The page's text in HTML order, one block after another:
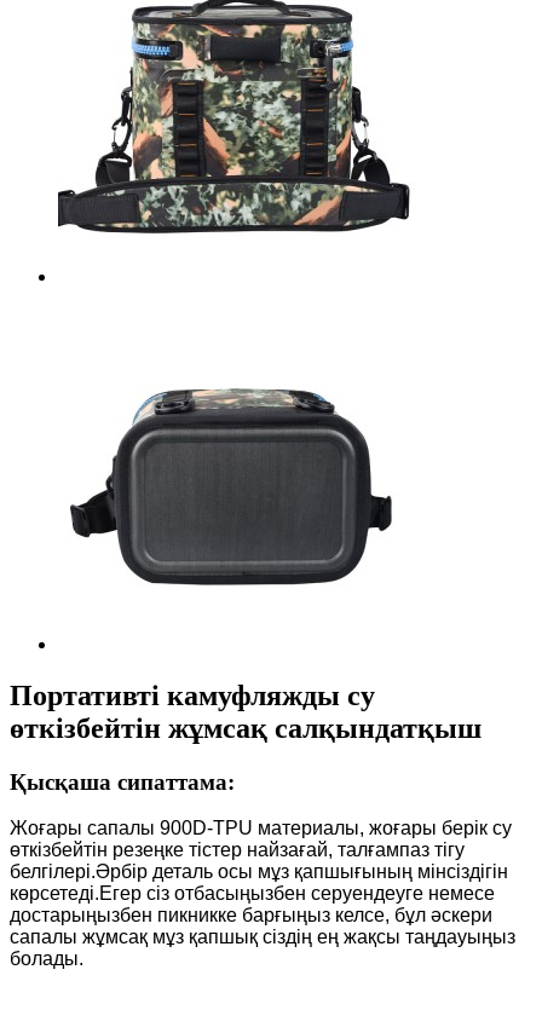
Портативті камуфляжды су
өткізбейтін жұмсақ салқындатқыш
Қысқаша сипаттама:
Жоғары сапалы 900D-TPU материалы, жоғары берік су
өткізбейтін резеңке тістер найзағай, талғампаз тігу
белгілері.Әрбір деталь осы мұз қапшығының мінсіздігін
көрсетеді.Егер сіз отбасыңызбен серуендеуге немесе
достарыңызбен пикникке барғыңыз келсе, бұл әскери
сапалы жұмсақ мұз қапшық сіздің ең жақсы таңдауыңыз
болады.